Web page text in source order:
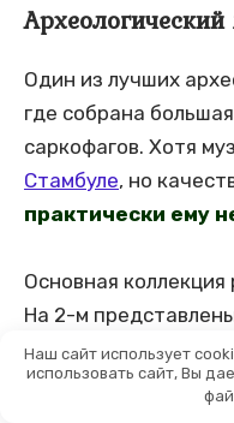
Один из лучших
где собрана
саркофагов. Хотя
Стамбуле, но
практически ему
Основная
На 2-м
роспись из
церквей.
Наш сайт использует
использовать сайт, Вы